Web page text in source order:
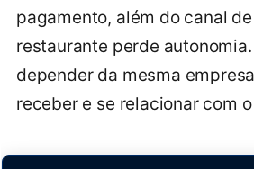
pagamento, além do canal
restaurante perde
depender da mesma
receber e se relacionar com